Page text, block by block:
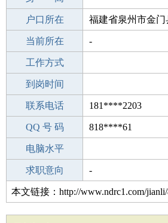
毕业学校 本科
户口所在 福建省泉州市金门
所学专业 -
当前所在 -
工作经验
工作方式
驾 照
到岗时间
期望月薪
联系电话 181****2203
手机号码 181****2203
QQ 号 码 818****61
微信号码
电脑水平
外语水平
求职意向 -
本文链接：http://www.ndrc1.com/